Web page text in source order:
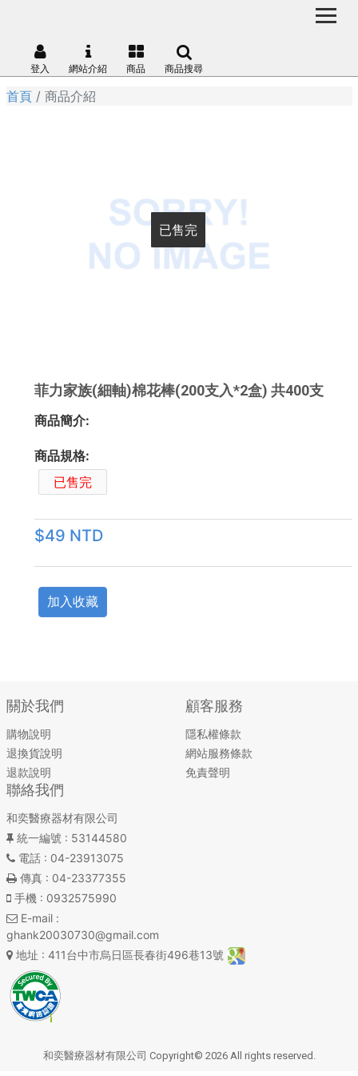
登入 網站介紹 商品 商品搜尋
首頁 商品介紹
已售完
已售完
已售完
菲力家族(細軸)棉花棒(200支入*2盒) 共400支
商品簡介:
商品規格:
已售完
$49 NTD
加入收藏
關於我們
購物說明
退換貨說明
退款說明
顧客服務
隱私權條款
網站服務條款
免責聲明
聯絡我們
和奕醫療器材有限公司
統一編號 : 53144580
電話: 04-23913075
傳真: 04-23377355
手機 : 0932575990
E-mail:
ghank20030730@gmail.com
地址 : 411台中市烏日區長春街496巷13號
和奕醫療器材有限公司 Copyright© 2026 All rights reserved.